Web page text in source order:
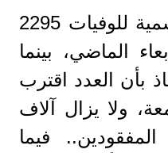
وبلغت الحصيلة الرسمية للوفيات 2295
الماضي، بينما
بأن العدد اقترب
الجمعة، ولا يزال آلاف
فيما